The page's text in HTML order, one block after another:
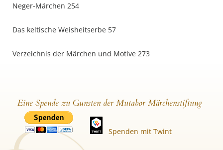
Neger-Märchen 254
Das keltische Weisheitserbe 57
Verzeichnis der Märchen und Motive 273
Eine Spende zu Gunsten der Mutabor Märchenstiftung
Spenden mit Twint